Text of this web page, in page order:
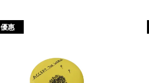
優惠